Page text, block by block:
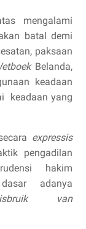
mengalami
batal demi
paksaan
Belanda,
keadaan
keadaan yang
expressis
pengadilan
hakim
adanya
van